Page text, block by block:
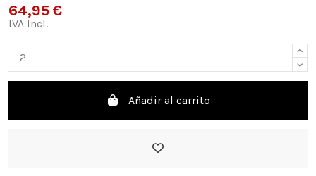
64,95 €
IVA Incl.
Añadir al carrito